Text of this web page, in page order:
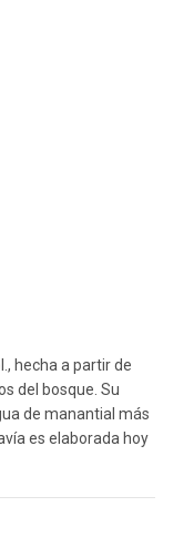
hecha a partir de
del bosque. Su
de manantial más
es elaborada hoy